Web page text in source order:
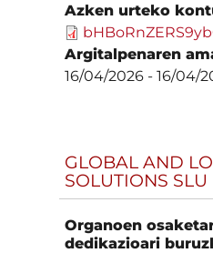
Azken urteko
Argitalpenaren
16/04/2026 -16/04/
GLOBAL AND
SOLUTIONS SLU
Organoen
dedikazioari